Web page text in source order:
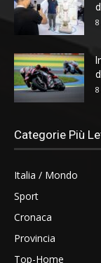
Categorie Più
Italia / Mondo
Sport
Cronaca
Provincia
Top-Home